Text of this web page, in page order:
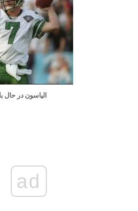
الیاسون در حال
ad